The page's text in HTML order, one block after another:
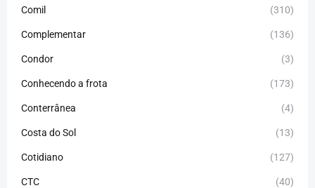
Comil (310)
Complementar (136)
Condor (3)
Conhecendo a frota (173)
Conterrânea (4)
Costa do Sol (13)
Cotidiano (127)
CTC (40)